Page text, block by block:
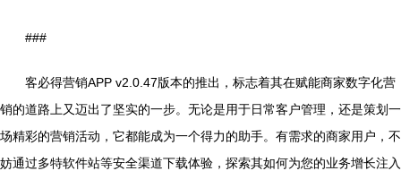
###
客必得营销APP v2.0.47版本的推出，标志着其在赋能商家数字化营
销的道路上又迈出了坚实的一步。无论是用于日常客户管理，还是策划一
场精彩的营销活动，它都能成为一个得力的助手。有需求的商家用户，不
妨通过多特软件站等安全渠道下载体验，探索其如何为您的业务增长注入